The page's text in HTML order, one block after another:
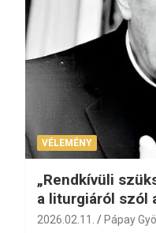
VÉLEMÉNY
„Rendkívüli
a liturgiáról szól
2026.02.11. Pápay